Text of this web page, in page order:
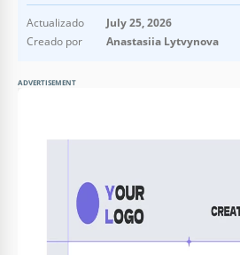
Actualizado
July 25, 2026
Creado por
Anastasiia Lytvynova
ADVERTISEMENT